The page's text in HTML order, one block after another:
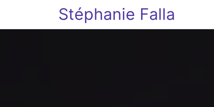
Stéphanie Falla